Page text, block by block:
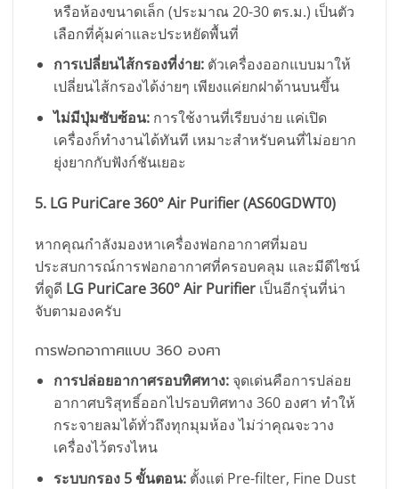
หรือห้องขนาดเล็ก (ประมาณ 20-30 ตร.ม.) เป็นตัว
เลือกที่คุ้มค่าและประหยัดพื้นที่
การเปลี่ยนไส้กรองที่ง่าย:ตัวเครื่องออกแบบมาให้
เปลี่ยนไส้กรองได้ง่ายๆ เพียงแค่ยกฝาด้านบนขึ้น
ไม่มีปุ่มซับซ้อน:การใช้งานที่เรียบง่าย แค่เปิด
เครื่องก็ทำงานได้ทันที เหมาะสำหรับคนที่ไม่อยาก
ยุ่งยากกับฟังก์ชันเยอะ
5. LG PuriCare 360° Air Purifier (AS60GDWT0)
หากคุณกำลังมองหาเครื่องฟอกอากาศที่มอบ
ประสบการณ์การฟอกอากาศที่ครอบคลุม และมีดีไซน์
ที่ดูดี LG PuriCare 360° Air Purifier เป็นอีกรุ่นที่น่า
จับตามองครับ
การฟอกอากาศแบบ 360 องศา
การปล่อยอากาศรอบทิศทาง:จุดเด่นคือการปล่อย
อากาศบริสุทธิ์ออกไปรอบทิศทาง 360 องศา ทำให้
กระจายลมได้ทั่วถึงทุกมุมห้อง ไม่ว่าคุณจะวาง
เครื่องไว้ตรงไหน
ระบบกรอง 5 ขั้นตอน:ตั้งแต่ Pre-filter, Fine Dust